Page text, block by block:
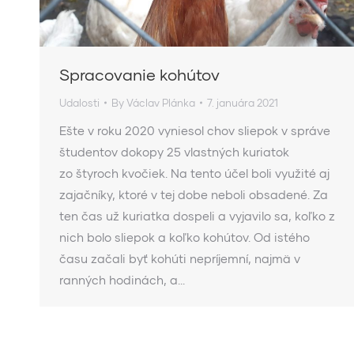
Spracovanie kohútov
Udalosti ByVáclav Plánka 7. januára 2021
Ešte v roku 2020 vyniesol chov sliepok v správe
študentov dokopy 25 vlastných kuriatok
zo štyroch kvočiek. Na tento účel boli využité aj
zajačníky, ktoré v tej dobe neboli obsadené. Za
ten čas už kuriatka dospeli a vyjavilo sa, koľko z
nich bolo sliepok a koľko kohútov. Od istého
času začali byť kohúti nepríjemní, najmä v
ranných hodinách, a…